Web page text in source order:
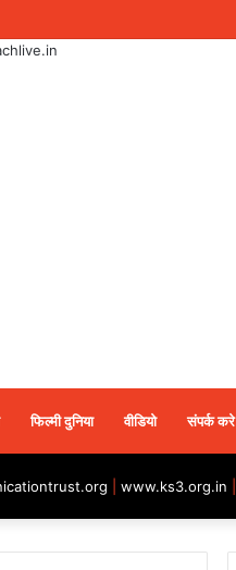
फिल्मी दुनिया वीडियो संपर्क करे
www.ks3.org.in